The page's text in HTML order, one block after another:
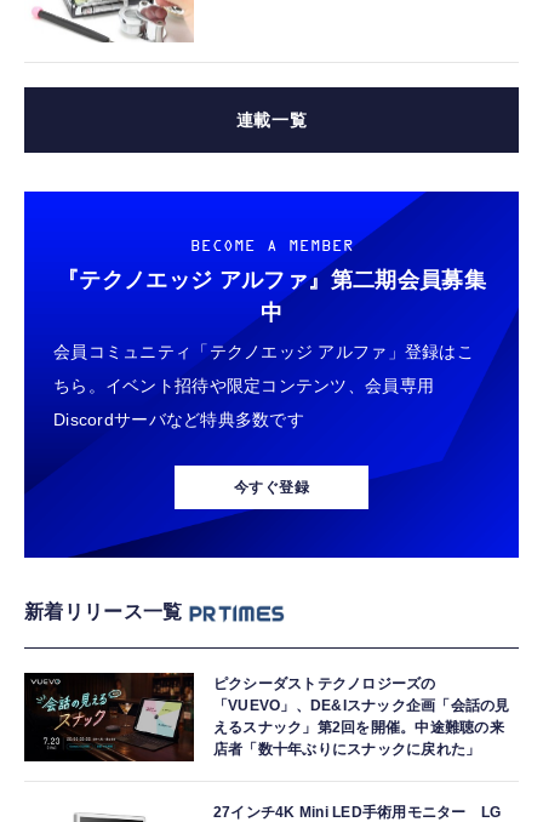
連載一覧
BECOME A MEMBER
『テクノエッジ アルファ』 第二期会員募集
中
会員コミュニティ「テクノエッジ アルファ」登録はこ
ちら。イベント招待や限定コンテンツ、会員専用
Discordサーバなど特典多数です
今すぐ登録
新着リリース一覧
ピクシーダストテクノロジーズの
「VUEVO」、DE&Iスナック企画「会話の見
えるスナック」第2回を開催。中途難聴の来
店者「数十年ぶりにスナックに戻れた」
27インチ4K Mini LED手術用モニター LG